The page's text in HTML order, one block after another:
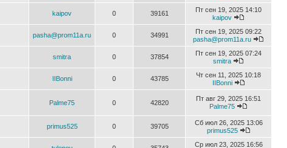
kaipov 0 39161
Пт сен 19, 2025 14:10
kaipov
pasha@prom11a.ru 0 34991
Пт сен 19, 2025 09:22
pasha@prom11a.ru
smitra 0 37854
Пт сен 19, 2025 07:24
smitra
IIBonni 0 43785
Чт сен 11, 2025 10:18
IIBonni
Palme75 0 42820
Пт авг 29, 2025 16:51
Palme75
primus525 0 39705
Сб июл 26, 2025 13:06
primus525
Ср июл 23, 2025 16:56